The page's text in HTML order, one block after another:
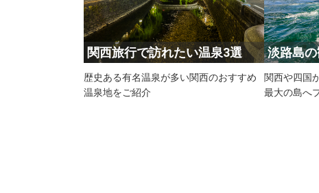
関西旅行で訪れたい温泉3選
歴史ある有名温泉が多い関西のおすすめ
温泉地をご紹介
淡路島
関西や四国
最大の島へ